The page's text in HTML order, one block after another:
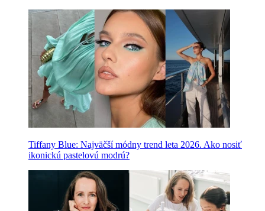
Tiffany Blue: Najväčší módny trend leta 2026. Ako nosiť
ikonickú pastelovú modrú?